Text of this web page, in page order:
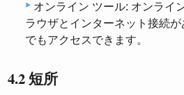
オンライン ツール: オンライ
ラウザとインターネット接続
でもアクセスできます。
4.2 短所